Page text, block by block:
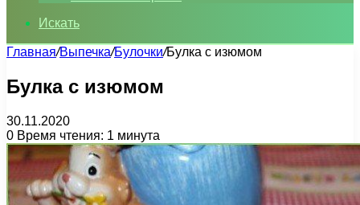
Искать
Главная/Выпечка/Булочки/Булка с изюмом
Булка с изюмом
30.11.2020
0 Время чтения: 1 минута